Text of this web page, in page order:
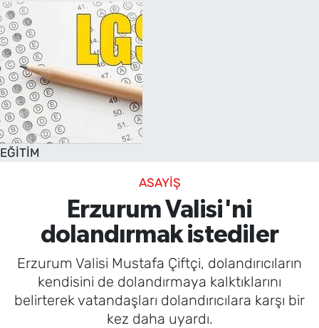
EĞİTİM
ASAYİŞ
Erzurum Valisi'ni
dolandırmak istediler
Erzurum Valisi Mustafa Çiftçi, dolandırıcıların
kendisini de dolandırmaya kalktıklarını
belirterek vatandaşları dolandırıcılara karşı bir
kez daha uyardı.